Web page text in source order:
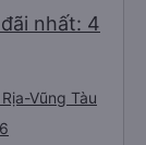
nhất: 4
Vũng Tàu